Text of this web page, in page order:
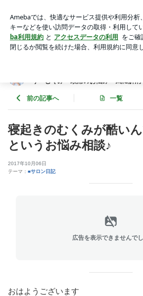
の毒出し深層リンパマッサージで肩こ
み一気に解消！寝てるだけで老廃物強
アプリをダウンロードして ブログの更新通知
ょう。
り・むくみ・頭痛のお悩み一気に解消
前の記事へ 一覧
寝起きのむくみが酷いん
というお悩み相談♪
2017年10月06日
テーマ： ■サロン日記
広告を表示できませんで
おはようございます